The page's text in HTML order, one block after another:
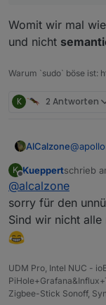
Womit wir mal
und nicht
Warum `sudo` böse ist:
K 2 Antworten
AlCalzone@
Womit
wären
K
Offline
Kueppertschrieb
zuletzt
@alcalzone
sorry für den
Sind wir nicht alle
UDM Pro, Intel NUC -
Zigbee-Stick Sonoff,